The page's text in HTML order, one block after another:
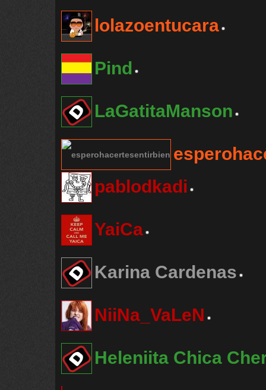
lolazoentucara
Pind
LaGatitaManson
pablodkadi
YaiCa
Karina Cardenas
NiiNa_VaLeN
Heleniita Chica